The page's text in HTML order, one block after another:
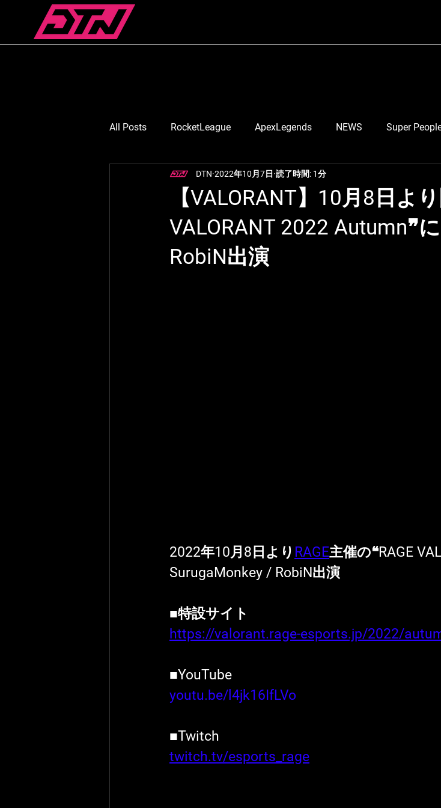
All Posts RocketLeague ApexLegends NEWS Super
スマブラ Suruga Monkey 顔芸
七浬憂/ななりうい 月島ごう LEIA スマブラ部門 ち
【VALORANT】10月8日よ
VALORANT 2022 Autumn❞
RobiN出演
DTN 2022年10月7日 読了時間: 1分
2022年10月8日より RAGE主催の❝RAGE
SurugaMonkey / RobiN出演
■特設サイト
https://valorant.rage-esports.jp/2022/
■YouTube
youtu.be/l4jk16IfLVo
■Twitch
twitch.tv/esports_rage